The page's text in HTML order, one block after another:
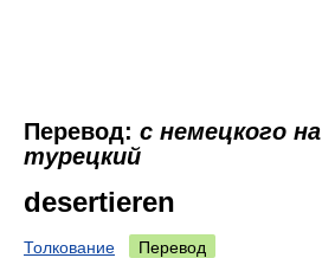
Перевод: с немецкого на
турецкий
desertieren
Толкование Перевод